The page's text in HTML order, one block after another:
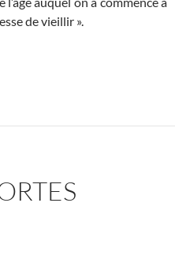
de vieillir ».